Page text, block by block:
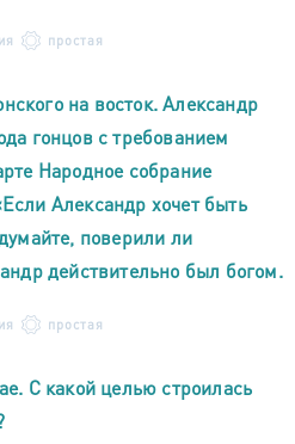
простая
на восток. Александр
гонцов с требованием
Народное собрание
Александр хочет быть
поверили ли
действительно был богом.
простая
С какой целью строилась